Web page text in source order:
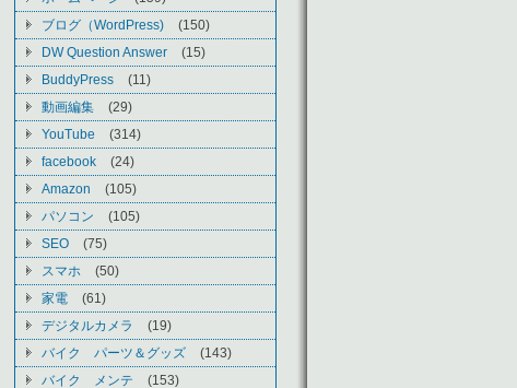
ブログ（WordPress)
(150)
DW Question Answer
(15)
BuddyPress
(11)
動画編集
(29)
YouTube
(314)
facebook
(24)
Amazon
(105)
パソコン
(105)
SEO
(75)
スマホ
(50)
家電
(61)
デジタルカメラ
(19)
バイク パーツ＆グッズ
(143)
バイク メンテ
(153)